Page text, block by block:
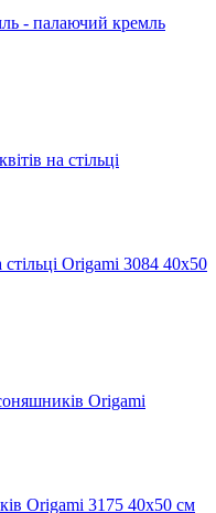
- палаючий кремль
Origami 3084 40x50
Origami 3175 40x50 см